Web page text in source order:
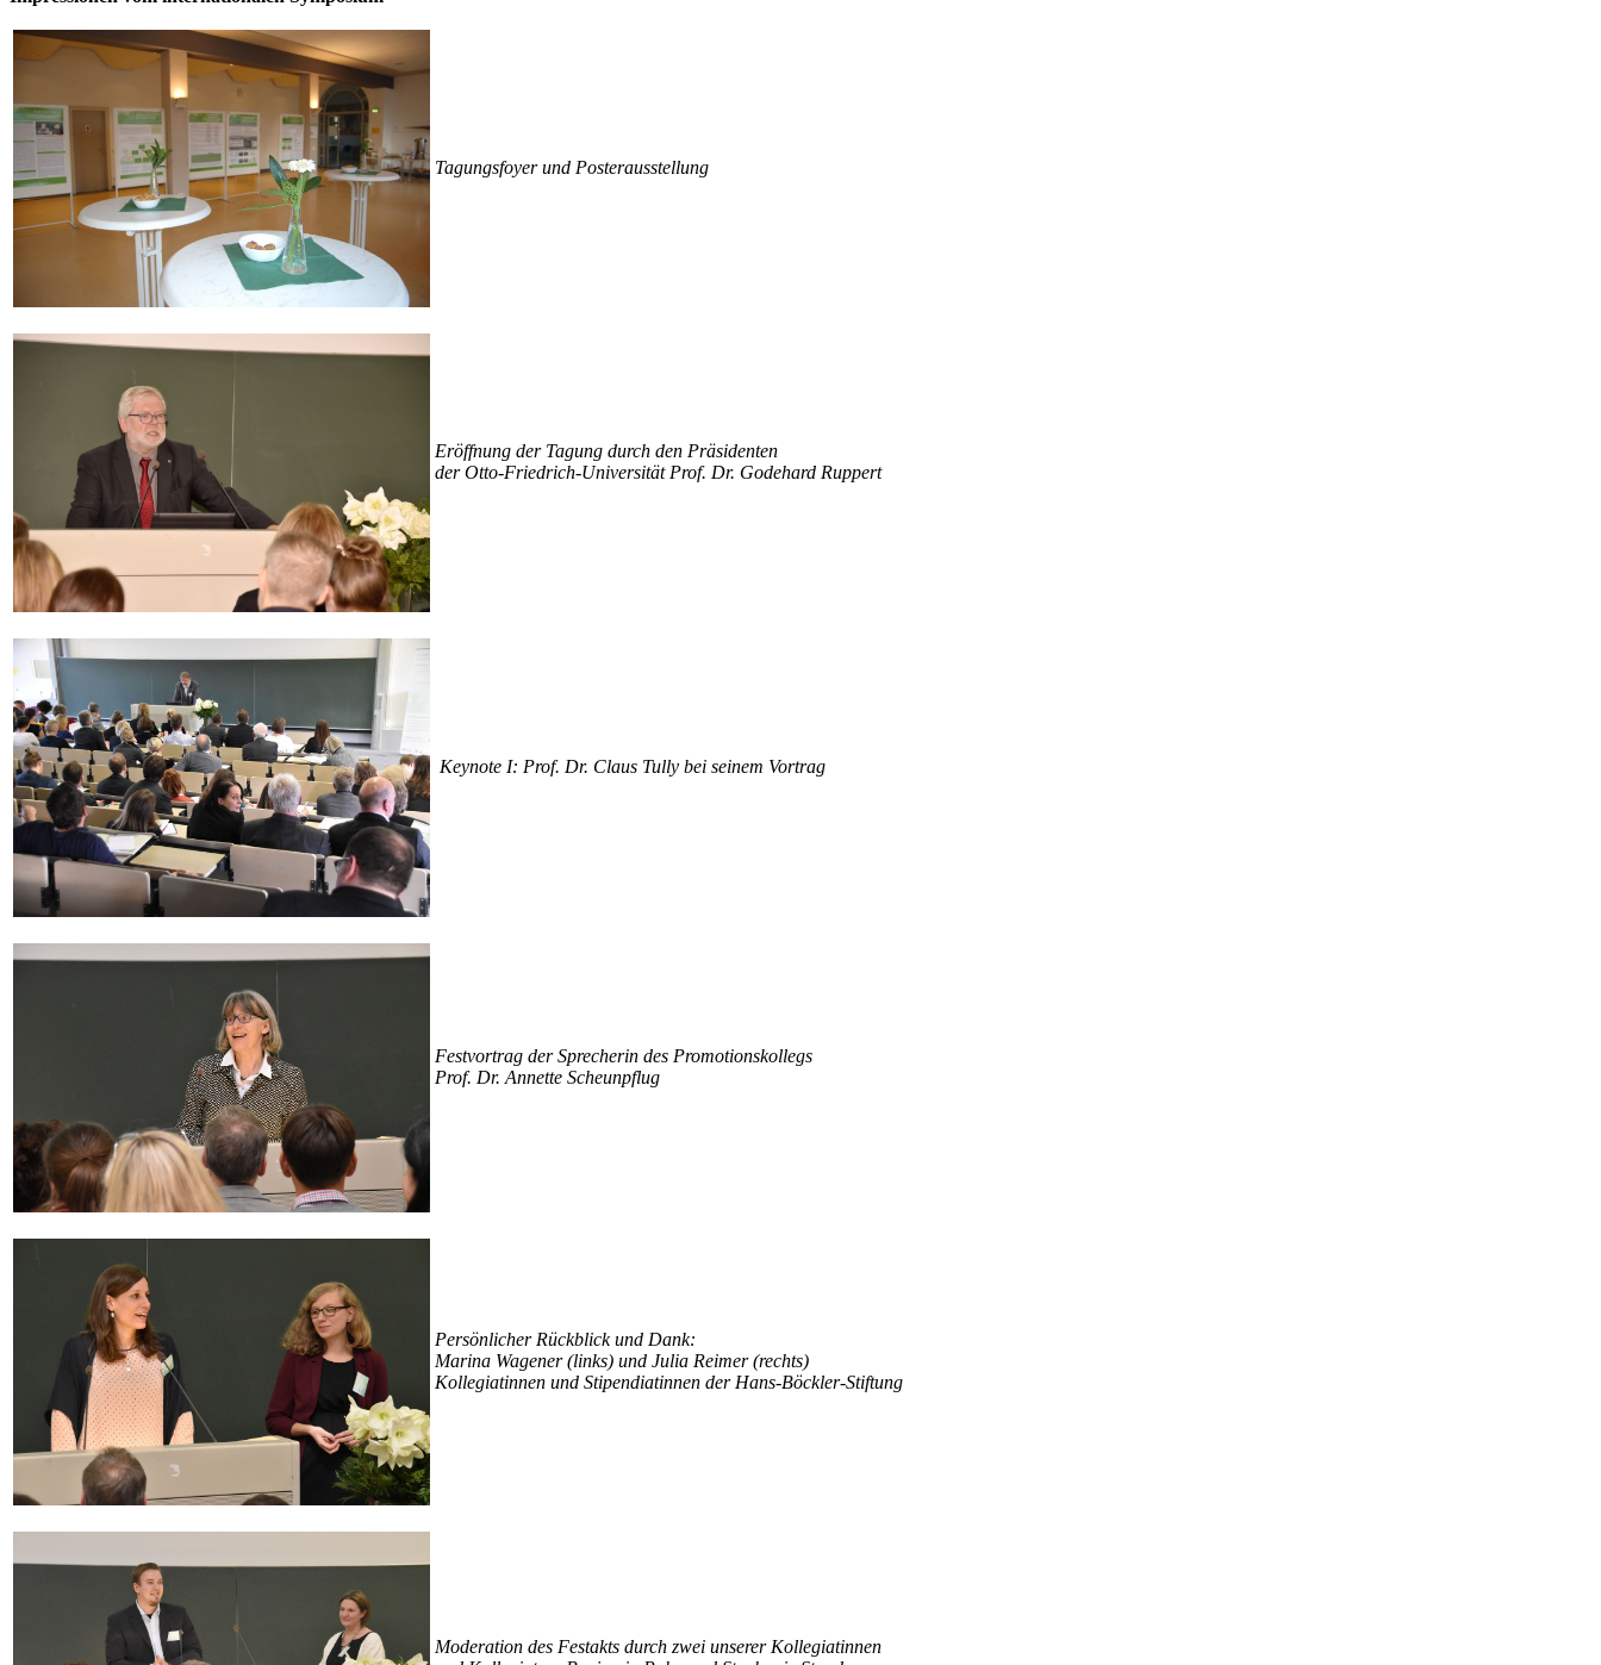
Tagungsfoyer und Posterausstellung
Eröffnung der Tagung durch den Präsidenten
der Otto-Friedrich-Universität Prof. Dr. Godehard Ruppert
Keynote I: Prof. Dr. Claus Tully bei seinem Vortrag
Festvortrag der Sprecherin des Promotionskollegs
Prof. Dr. Annette Scheunpflug
Persönlicher Rückblick und Dank:
Marina Wagener (links) und Julia Reimer (rechts)
Kollegiatinnen und Stipendiatinnen der Hans-Böckler-Stiftung
Moderation des Festakts durch zwei unserer Kollegiatinnen